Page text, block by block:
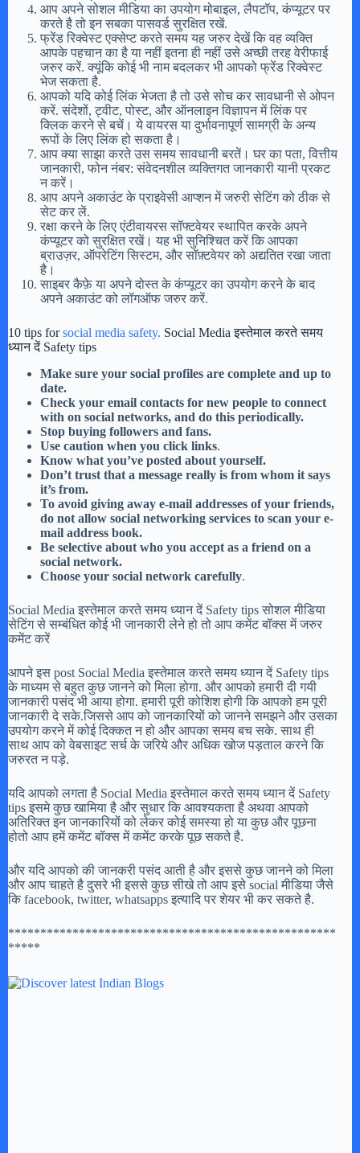
आप अपने सोशल मीडिया का उपयोग मोबाइल, लैपटॉप, कंप्यूटर पर
करते है तो इन सबका पासवर्ड सुरक्षित रखें.
फ्रेंड रिक्वेस्ट एक्सेप्ट करते समय यह जरुर देखें कि वह व्यक्ति
आपके पहचान का है या नहीं इतना ही नहीं उसे अच्छी तरह वेरीफाई
जरुर करें. क्यूंकि कोई भी नाम बदलकर भी आपको फ्रेंड रिक्वेस्ट
भेज सकता है.
आपको यदि कोई लिंक भेजता है तो उसे सोच कर सावधानी से ओपन
करें. संदेशों, ट्वीट, पोस्ट, और ऑनलाइन विज्ञापन में लिंक पर
क्लिक करने से बचें। ये वायरस या दुर्भावनापूर्ण सामग्री के अन्य
रूपों के लिए लिंक हो सकता है।
आप क्या साझा करते उस समय सावधानी बरतें। घर का पता, वित्तीय
जानकारी, फोन नंबर: संवेदनशील व्यक्तिगत जानकारी यानी प्रकट
न करें।
आप अपने अकाउंट के प्राइवेसी आप्शन में जरुरी सेटिंग को ठीक से
सेट कर लें.
रक्षा करने के लिए एंटीवायरस सॉफ्टवेयर स्थापित करके अपने
कंप्यूटर को सुरक्षित रखें। यह भी सुनिश्चित करें कि आपका
ब्राउज़र, ऑपरेटिंग सिस्टम, और सॉफ़्टवेयर को अद्यतित रखा जाता
है।
साइबर कैफ़े या अपने दोस्त के कंप्यूटर का उपयोग करने के बाद
अपने अकाउंट को लॉगऑफ जरुर करें.
10 tips forsocial media safety. Social Media इस्तेमाल करते समय
ध्यान दें Safety tips
Make sure your social profiles are complete and up to
date.
Check your email contacts for new people to connect
with on social networks, and do this periodically.
Stop buying followers and fans.
Use caution when you click links.
Know what you’ve posted about yourself.
Don’t trust that a message really is from whom it says
it’s from.
To avoid giving away e-mail addresses of your friends,
do not allow social networking services to scan your e-
mail address book.
Be selective about who you accept as a friend on a
social network.
Choose your social network carefully.
Social Media इस्तेमाल करते समय ध्यान दें Safety tips सोशल मीडिया
सेटिंग से सम्बंधित कोई भी जानकारी लेने हो तो आप कमेंट बॉक्स में जरुर
कमेंट करें
आपने इस post Social Media इस्तेमाल करते समय ध्यान दें Safety tips
के माध्यम से बहुत कुछ जानने को मिला होगा. और आपको हमारी दी गयी
जानकारी पसंद भी आया होगा. हमारी पूरी कोशिश होगी कि आपको हम पूरी
जानकारी दे सके.जिससे आप को जानकारियों को जानने समझने और उसका
उपयोग करने में कोई दिक्कत न हो और आपका समय बच सके. साथ ही
साथ आप को वेबसाइट सर्च के जरिये और अधिक खोज पड़ताल करने कि
जरुरत न पड़े.
यदि आपको लगता है Social Media इस्तेमाल करते समय ध्यान दें Safety
tips इसमे कुछ खामिया है और सुधार कि आवश्यकता है अथवा आपको
अतिरिक्त इन जानकारियों को लेकर कोई समस्या हो या कुछ और पूछना
होतो आप हमें कमेंट बॉक्स में कमेंट करके पूछ सकते है.
और यदि आपको की जानकरी पसंद आती है और इससे कुछ जानने को मिला
और आप चाहते है दुसरे भी इससे कुछ सीखे तो आप इसे social मीडिया जैसे
कि facebook, twitter, whatsapps इत्यादि पर शेयर भी कर सकते है.
***************************************************
*****